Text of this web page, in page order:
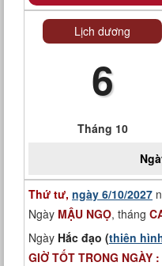
Lịch dương
6
Tháng 10
Thứ tư, ngày 6/10/2027
Ngày MẬU NGỌ, tháng
Ngày Hắc đạo (thiên
GIỜ TỐT TRONG NGÀY :